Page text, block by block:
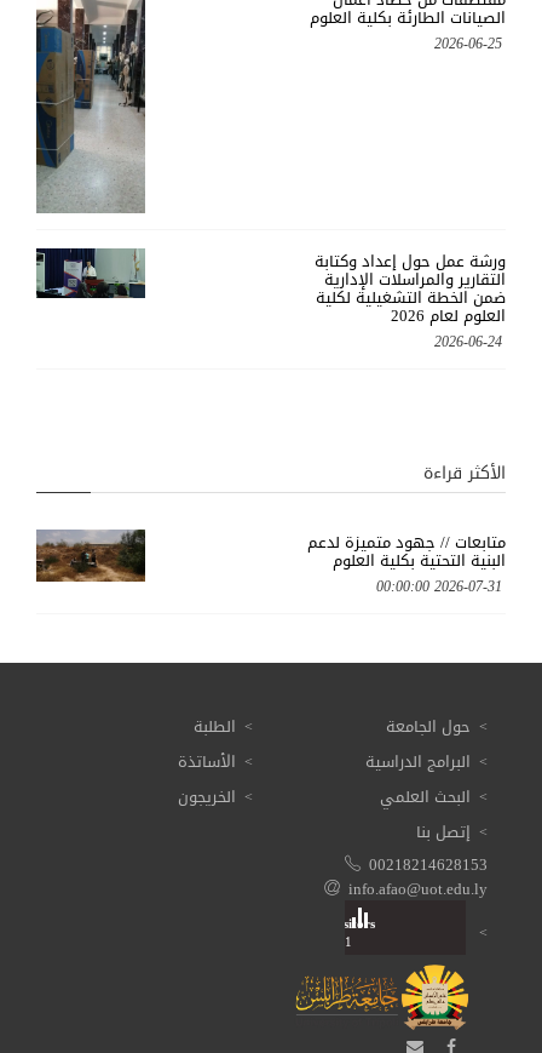
الصيانات الطارئة بكلية العلوم
2026-06-25
ورشة عمل حول إعداد وكتابة
التقارير والمراسلات الإدارية
ضمن الخطة التشغيلية لكلية
العلوم لعام 2026
2026-06-24
الأكثر قراءة
متابعات // جهود متميزة لدعم
البنية التحتية بكلية العلوم
2026-07-31 00:00:00
حول الجامعة
البرامج الدراسية
البحث العلمي
الطلبة
الأساتذة
الخريجون
إتصل بنا
00218214628153
info.afao@uot.edu.ly
Total: 3 614 471
Visitors